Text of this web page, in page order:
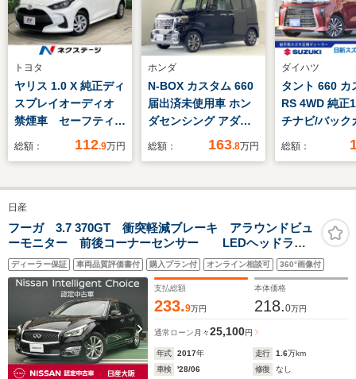
トヨタ
ヤリス 1.0 X 純正ディ
スプレイオーディオ
禁煙車 セーフティセ
ンス ETC バックカ
イビーム 車線逸脱警
報 クリアランスソナ
ー Carplay
AndroidAuto
総額： 112.9万円
ホンダ
N-BOX カスタム 660
届出済未使用車 ホン
ダセンシング アダプ
ティブクルーズコント
ーター スペアキー ス
オートライト LEDヘ
ッドライト レーンキ
ープアシスト
総額： 163.8万円
ダイハツ
タント 660 カ
RS 4WD 純正
チナビ/バック
両側電動スラ
トエアコン/オ
ステム/アイド
ストップ/横滑
機能/LEDヘッ
ト
総額：
日産
フーガ 3.7 370GT 衝突軽減ブレーキ アラウンドビュ
ーモニター 前後コーナーセンサー LEDヘッドラン
プ オートクルーズ機能 電動シート ブラインドスポ
ットモニター 高周波セキュリティー
ディーラー保証 車両品質評価書付 購入プラン付 オンライン相談可 360°画像付
支払総額
233.9万円
本体価格
218.0万円
通常ローン 月々25,100円
年式 2017年 走行 1.6万km
車検
'28/06 修復
なし